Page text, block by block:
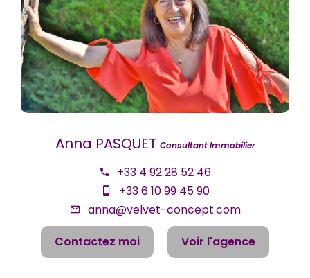
Anna PASQUET Consultant Immobilier
+33 4 92 28 52 46
+33 6 10 99 45 90
anna@velvet-concept.com
Contactez moi
Voir l'agence